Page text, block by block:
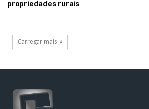
propriedades rurais
Carregar mais